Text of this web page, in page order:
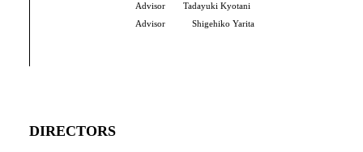
Advisor Tadayuki Kyotani
Advisor Shigehiko Yarita
DIRECTORS